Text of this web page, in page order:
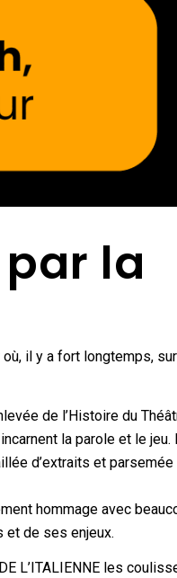
la
il y a fort longtemps,
de l’Histoire du
la parole et le jeu.
d’extraits et parsemée
hommage avec
et de ses enjeux.
L’ITALIENNE les